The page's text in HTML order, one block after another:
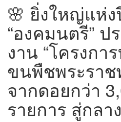
🌸 ยิ่งใหญ่แห่ง
“องคมนตรี” ป
งาน “โครงกา
ขนพืชพระรา
จากดอยกว่า
รายการ สู่กลา